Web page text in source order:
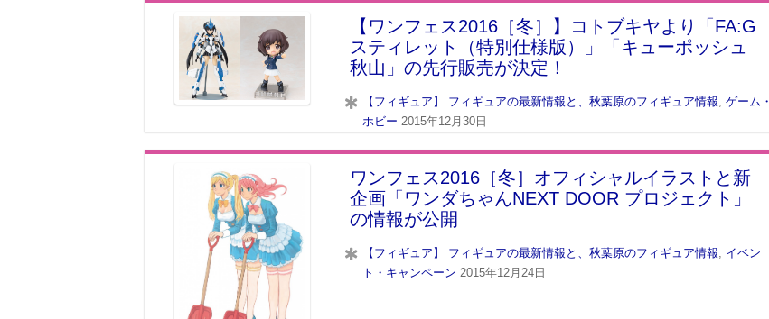
【ワンフェス2016［冬］】コトブキヤより「FA:G
スティレット（特別仕様版）」「キューポッシュ
秋山」の先行販売が決定！
【フィギュア】 フィギュアの最新情報と、秋葉原のフィギュア情報, ゲーム・
ホビー 2015年12月30日
ワンフェス2016［冬］オフィシャルイラストと新
企画「ワンダちゃんNEXT DOOR プロジェクト」
の情報が公開
【フィギュア】 フィギュアの最新情報と、秋葉原のフィギュア情報, イベン
ト・キャンペーン 2015年12月24日